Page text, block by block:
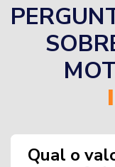
Qual o